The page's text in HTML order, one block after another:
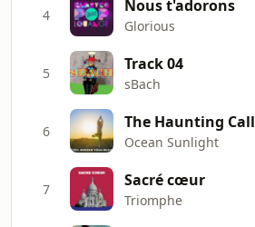
4 Nous t'adorons
Glorious
5 Track 04
sBach
6 The Haunting Call
Ocean Sunlight
7 Sacré cœur
Triomphe